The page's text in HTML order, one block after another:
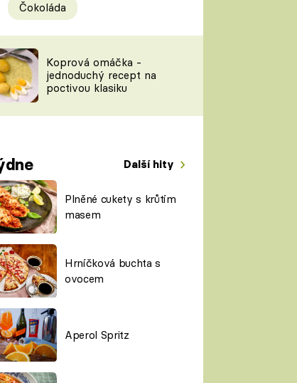
Prima LAJK
Sledujte nás
Čokoláda
Koprová omáčka -
jednoduchý recept na
poctivou klasiku
Další hity
Plněné cukety s krůtím
masem
Hrníčková buchta s
ovocem
Aperol Spritz